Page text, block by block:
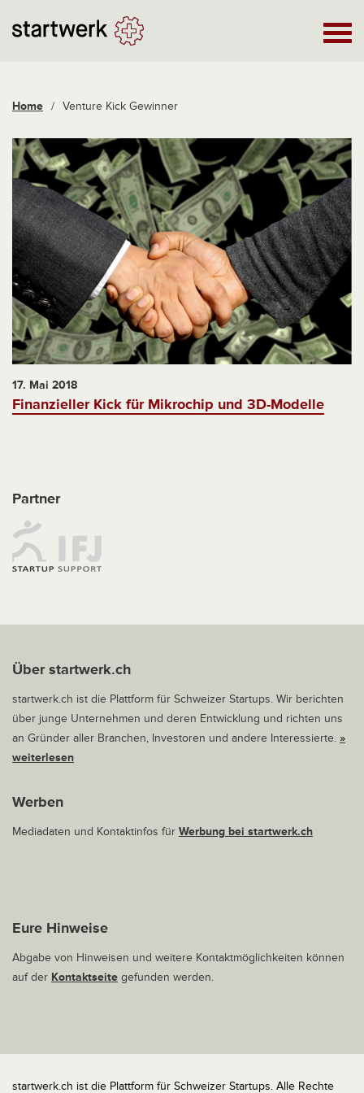
Home / Venture Kick Gewinner
17. Mai 2018
Finanzieller Kick für Mikrochip und 3D-Modelle
Partner
Über startwerk.ch
startwerk.ch ist die Plattform für Schweizer Startups. Wir berichten
über junge Unternehmen und deren Entwicklung und richten uns
an Gründer aller Branchen, Investoren und andere Interessierte. »
weiterlesen
Werben
Mediadaten und Kontaktinfos für Werbung bei startwerk.ch
Eure Hinweise
Abgabe von Hinweisen und weitere Kontaktmöglichkeiten können
auf der Kontaktseite gefunden werden.
startwerk.ch ist die Plattform für Schweizer Startups. Alle Rechte